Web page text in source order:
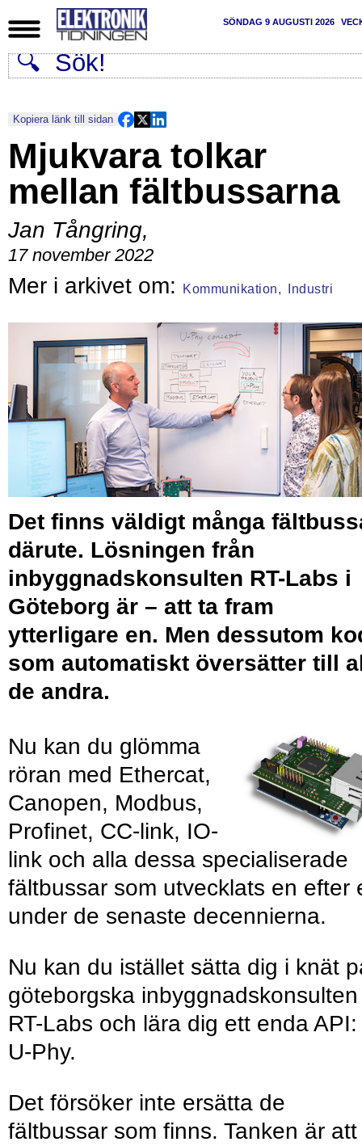
SÖNDAG 9 AUGUSTI 2026
Kopiera länk till sidan
Mjukvara tolkar
mellan fältbussarna
Jan Tångring,
17 november 2022
Kommunikation, Industri
Det finns väldigt många
därute. Lösningen från
inbyggnadskonsulten RT-Labs i
Göteborg är – att ta fram
ytterligare en. Men dessutom
som automatiskt över­sätter till
de andra.
Nu kan du glömma
röran med Ethercat,
Canopen, Modbus,
Profinet, CC-link, IO-
link och alla dessa specialiserade
fältbussar som utvecklats en efter
under de senaste decennierna.
Nu kan du istället sätta dig i knät
göteborgska inbyggnadskonsulten
RT-Labs och lära dig ett enda API:
U-Phy.
Det försöker inte ersätta de
fältbussar som finns. Tanken är att